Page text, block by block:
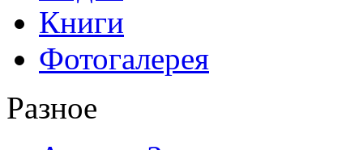
Книги
Фотогалерея
Разное